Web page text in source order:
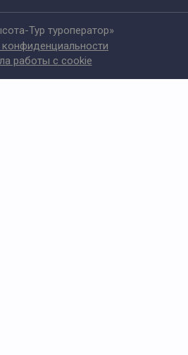
Тур туроператор»
работы с cookie